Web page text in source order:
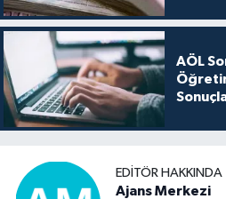
AÖL
EDITÖR HAKKINDA
Ajans Merkezi